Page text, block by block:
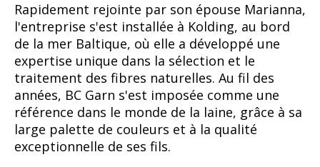
Rapidement rejointe par son épouse Marianna,
l'entreprise s'est installée à Kolding, au bord
de la mer Baltique, où elle a développé une
expertise unique dans la sélection et le
traitement des fibres naturelles. Au fil des
années, BC Garn s'est imposée comme une
référence dans le monde de la laine, grâce à sa
large palette de couleurs et à la qualité
exceptionnelle de ses fils.